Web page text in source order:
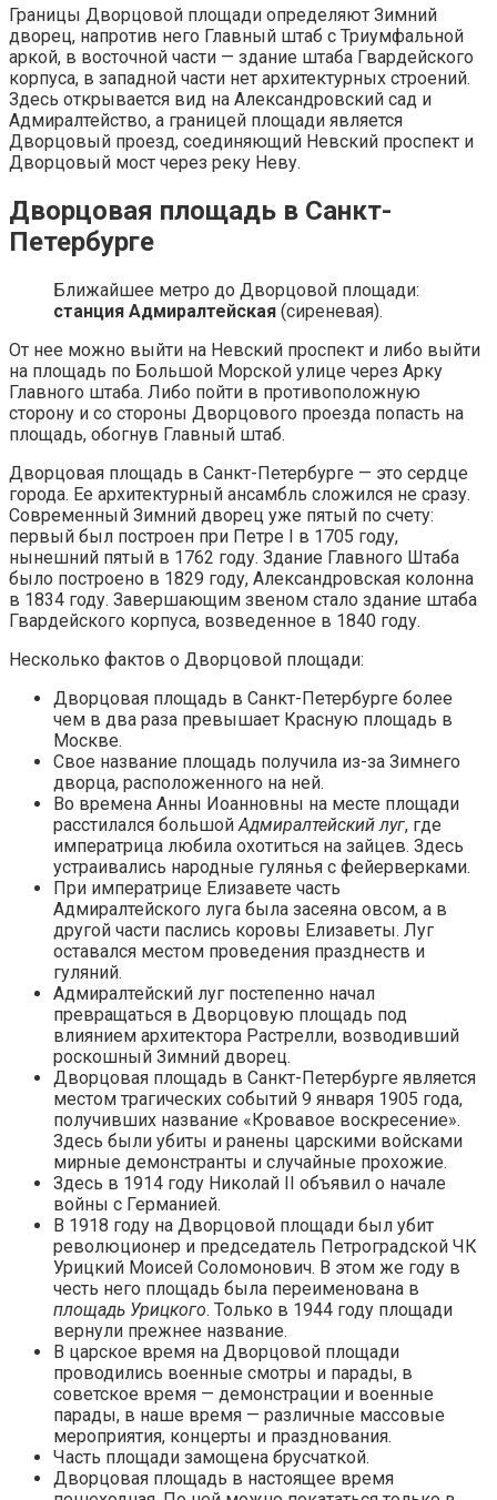
Границы Дворцовой площади определяют Зимний
дворец, напротив него Главный штаб с Триумфальной
аркой, в восточной части — здание штаба Гвардейского
корпуса, в западной части нет архитектурных строений.
Здесь открывается вид на Александровский сад и
Адмиралтейство, а границей площади является
Дворцовый проезд, соединяющий Невский проспект и
Дворцовый мост через реку Неву.
Дворцовая площадь в Санкт-
Петербурге
Ближайшее метро до Дворцовой площади:
станция Адмиралтейская (сиреневая).
От нее можно выйти на Невский проспект и либо выйти
на площадь по Большой Морской улице через Арку
Главного штаба. Либо пойти в противоположную
сторону и со стороны Дворцового проезда попасть на
площадь, обогнув Главный штаб.
Дворцовая площадь в Санкт-Петербурге — это сердце
города. Ее архитектурный ансамбль сложился не сразу.
Современный Зимний дворец уже пятый по счету:
первый был построен при Петре I в 1705 году,
нынешний пятый в 1762 году. Здание Главного Штаба
было построено в 1829 году, Александровская колонна
в 1834 году. Завершающим звеном стало здание штаба
Гвардейского корпуса, возведенное в 1840 году.
Несколько фактов о Дворцовой площади:
Дворцовая площадь в Санкт-Петербурге более
чем в два раза превышает Красную площадь в
Москве.
Свое название площадь получила из-за Зимнего
дворца, расположенного на ней.
Во времена Анны Иоанновны на месте площади
расстилался большойАдмиралтейский луг, где
императрица любила охотиться на зайцев. Здесь
устраивались народные гулянья с фейерверками.
При императрице Елизавете часть
Адмиралтейского луга была засеяна овсом, а в
другой части паслись коровы Елизаветы. Луг
оставался местом проведения празднеств и
гуляний.
Адмиралтейский луг постепенно начал
превращаться в Дворцовую площадь под
влиянием архитектора Растрелли, возводивший
роскошный Зимний дворец.
Дворцовая площадь в Санкт-Петербурге является
местом трагических событий 9 января 1905 года,
получивших название «Кровавое воскресение».
Здесь были убиты и ранены царскими войсками
мирные демонстранты и случайные прохожие.
Здесь в 1914 году Николай II объявил о начале
войны с Германией.
В 1918 году на Дворцовой площади был убит
революционер и председатель Петроградской ЧК
Урицкий Моисей Соломонович. В этом же году в
честь него площадь была переименована в
площадь Урицкого. Только в 1944 году площади
вернули прежнее название.
В царское время на Дворцовой площади
проводились военные смотры и парады, в
советское время — демонстрации и военные
парады, в наше время — различные массовые
мероприятия, концерты и празднования.
Часть площади замощена брусчаткой.
Дворцовая площадь в настоящее время